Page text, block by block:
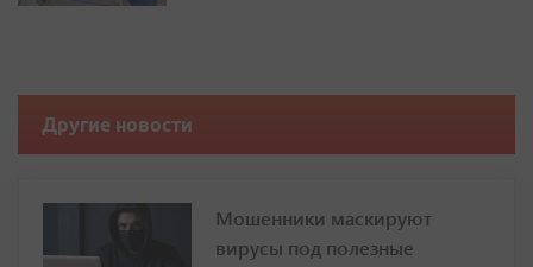
Другие новости
Мошенники маскируют
вирусы под полезные